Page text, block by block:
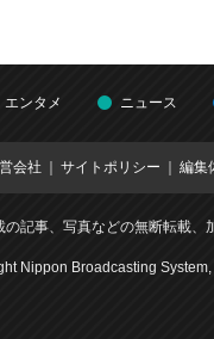
エンタメ ニュース
会社 サイトポリシー 編集
記事、写真などの無断転載、
Nippon Broadcasting